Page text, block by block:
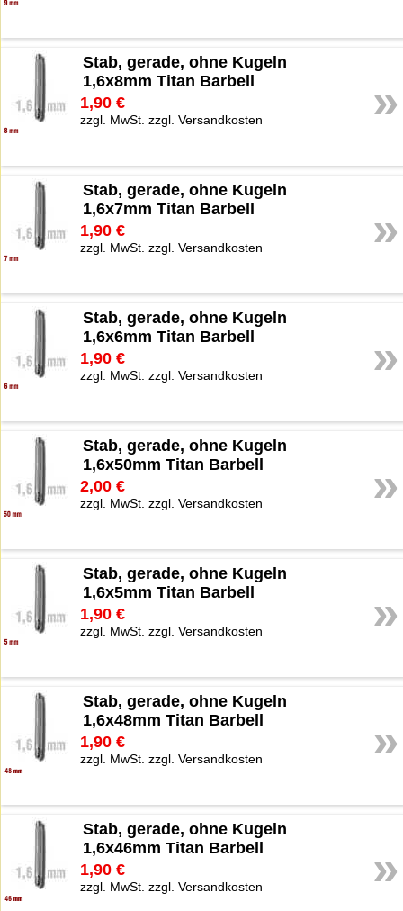
»
Stab, gerade, ohne Kugeln
1,6x8mm Titan Barbell
1,90 €
zzgl. MwSt. zzgl. Versandkosten
»
Stab, gerade, ohne Kugeln
1,6x7mm Titan Barbell
1,90 €
zzgl. MwSt. zzgl. Versandkosten
»
Stab, gerade, ohne Kugeln
1,6x6mm Titan Barbell
1,90 €
zzgl. MwSt. zzgl. Versandkosten
»
Stab, gerade, ohne Kugeln
1,6x50mm Titan Barbell
2,00 €
zzgl. MwSt. zzgl. Versandkosten
»
Stab, gerade, ohne Kugeln
1,6x5mm Titan Barbell
1,90 €
zzgl. MwSt. zzgl. Versandkosten
»
Stab, gerade, ohne Kugeln
1,6x48mm Titan Barbell
1,90 €
zzgl. MwSt. zzgl. Versandkosten
»
Stab, gerade, ohne Kugeln
1,6x46mm Titan Barbell
1,90 €
zzgl. MwSt. zzgl. Versandkosten